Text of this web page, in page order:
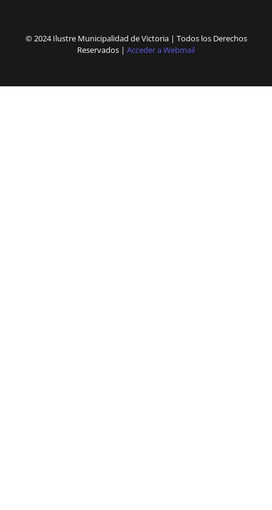
© 2024 Ilustre Municipalidad de Victoria | Todos los Derechos
Reservados | Acceder a Webmail